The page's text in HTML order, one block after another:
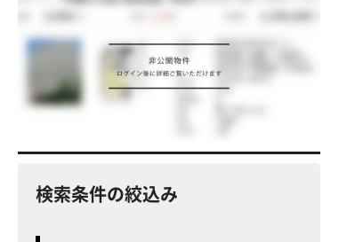
検索条件の絞込み